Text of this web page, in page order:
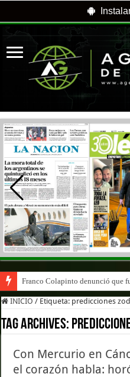
Franco Colapinto denunció que
INICIO / Etiqueta: predicciones
Tag Archives:
Con Mercurio en
el corazón habla: